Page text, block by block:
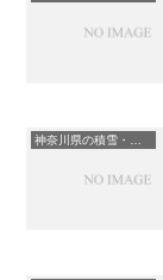
神奈川県の積雪・凍結情報